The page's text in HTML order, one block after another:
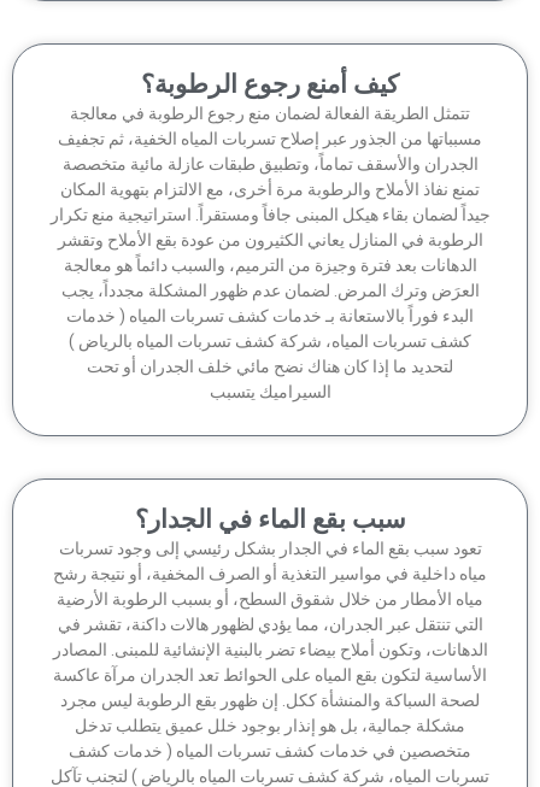
كيف أمنع رجوع الرطوبة؟
تتمثل الطريقة الفعالة لضمان منع رجوع الرطوبة في معالجة
من الجذور عبر إصلاح تسربات المياه الخفية، ثم تجفيف
الجدران والأسقف تماماً، وتطبيق طبقات عازلة مائية متخصصة
تمنع نفاذ الأملاح والرطوبة مرة أخرى، مع الالتزام بتهوية المكان
لضمان بقاء هيكل المبنى جافاً ومستقراً. استراتيجية منع تكرار
في المنازل يعاني الكثيرون من عودة بقع الأملاح وتقشر
الدهانات بعد فترة وجيزة من الترميم، والسبب دائماً هو معالجة
العرَض وترك المرض. لضمان عدم ظهور المشكلة مجدداً، يجب
البدء فوراً بالاستعانة بـ خدمات كشف تسربات المياه ( خدمات
كشف تسربات المياه، شركة كشف تسربات المياه بالرياض )
لتحديد ما إذا كان هناك نضح مائي خلف الجدران أو تحت
السيراميك يتسبب
سبب بقع الماء في الجدار؟
سبب بقع الماء في الجدار بشكل رئيسي إلى وجود تسربات
داخلية في مواسير التغذية أو الصرف المخفية، أو نتيجة رشح
الأمطار من خلال شقوق السطح، أو بسبب الرطوبة الأرضية
تنتقل عبر الجدران، مما يؤدي لظهور هالات داكنة، تقشر في
وتكون أملاح بيضاء تضر بالبنية الإنشائية للمبنى. المصادر
لتكون بقع المياه على الحوائط تعد الجدران مرآة عاكسة
لصحة السباكة والمنشأة ككل. إن ظهور بقع الرطوبة ليس مجرد
مشكلة جمالية، بل هو إنذار بوجود خلل عميق يتطلب تدخل
متخصصين في خدمات كشف تسربات المياه ( خدمات كشف
المياه، شركة كشف تسربات المياه بالرياض ) لتجنب تآكل